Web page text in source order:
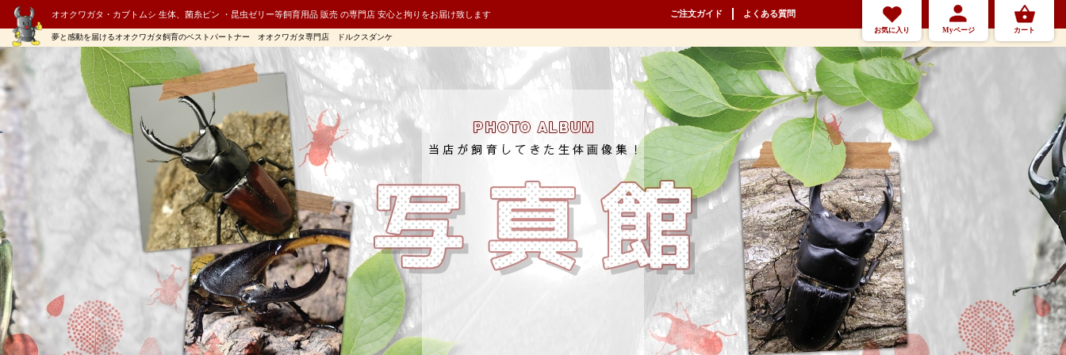
オオクワガタ・カブトムシ 生体、菌糸ビン ・昆虫ゼリー等飼育用品 販売 の専門店 安心と拘りをお届け致します ご注文ガイド よくある質問
夢と感動を届けるオオクワガタ飼育のベストパートナー オオクワガタ専門店 ドルクスダンケ
お気に入り Myページ カート